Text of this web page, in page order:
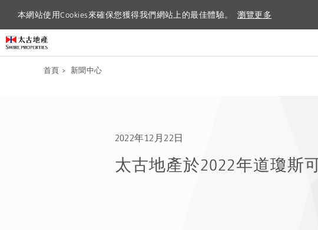
本網站使用Cookies來確保您獲得我們網站上的最佳體驗。 瀏覽更多
本網站使用Cookies來確保您獲得我們網站上的最佳體驗。 瀏覽更多
首頁 > 新聞中心
2022年12月22日
太古地產於2022年道瓊斯